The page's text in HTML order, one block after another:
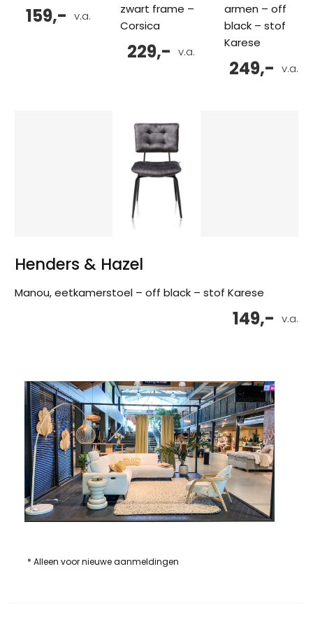
v.a.
159,-
zwart frame –
Corsica
v.a.
229,-
armen – off
black – stof
Karese
v.a.
249,-
Henders & Hazel
Manou, eetkamerstoel – off black – stof Karese
v.a.
149,-
* Alleen voor nieuwe aanmeldingen